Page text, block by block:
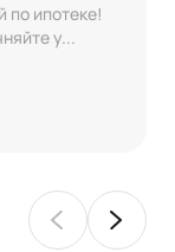
по ипотеке!
у...